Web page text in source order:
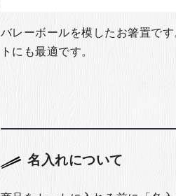
バレーボールを模したお箸置で
トにも最適です。
名入れについて